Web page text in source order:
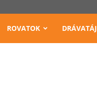
ROVATOK DRÁVATÁJ